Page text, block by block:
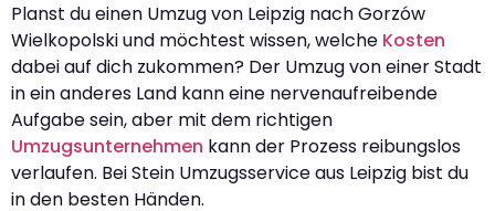
Planst du einen Umzug von Leipzig nach Gorzów
Wielkopolski und möchtest wissen, welche Kosten
dabei auf dich zukommen? Der Umzug von einer Stadt
in ein anderes Land kann eine nervenaufreibende
Aufgabe sein, aber mit dem richtigen
Umzugsunternehmen kann der Prozess reibungslos
verlaufen. Bei Stein Umzugsservice aus Leipzig bist du
in den besten Händen.